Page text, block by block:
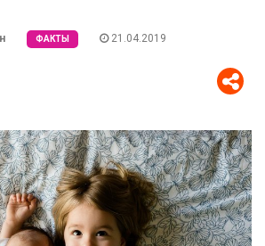
ФАКТЫ 21.04.2019